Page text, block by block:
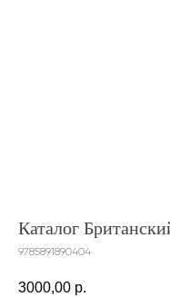
Каталог
9785891890404
3000,00 р.